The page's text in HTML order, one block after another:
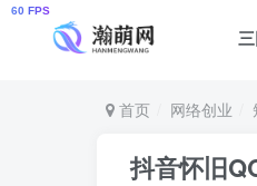
首页 网络创业
抖音怀旧